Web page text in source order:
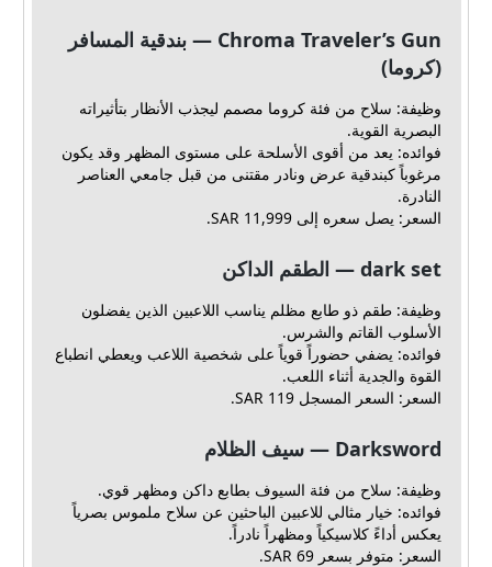
Chroma Traveler’s Gun — بندقية المسافر
(كروما)
وظيفة: سلاح من فئة كروما مصمم ليجذب الأنظار بتأثيراته
البصرية القوية.
فوائده: يعد من أقوى الأسلحة على مستوى المظهر وقد يكون
مرغوباً كبندقية عرض ونادر مقتنى من قبل جامعي العناصر
النادرة.
السعر: يصل سعره إلى 11,999 SAR.
dark set — الطقم الداكن
وظيفة: طقم ذو طابع مظلم يناسب اللاعبين الذين يفضلون
الأسلوب القاتم والشرس.
فوائده: يضفي حضوراً قوياً على شخصية اللاعب ويعطي انطباع
القوة والجدية أثناء اللعب.
السعر: السعر المسجل 119 SAR.
Darksword — سيف الظلام
وظيفة: سلاح من فئة السيوف بطابع داكن ومظهر قوي.
فوائده: خيار مثالي للاعبين الباحثين عن سلاح ملموس بصرياً
يعكس أداءً كلاسيكياً ومظهراً نادراً.
السعر: متوفر بسعر 69 SAR.